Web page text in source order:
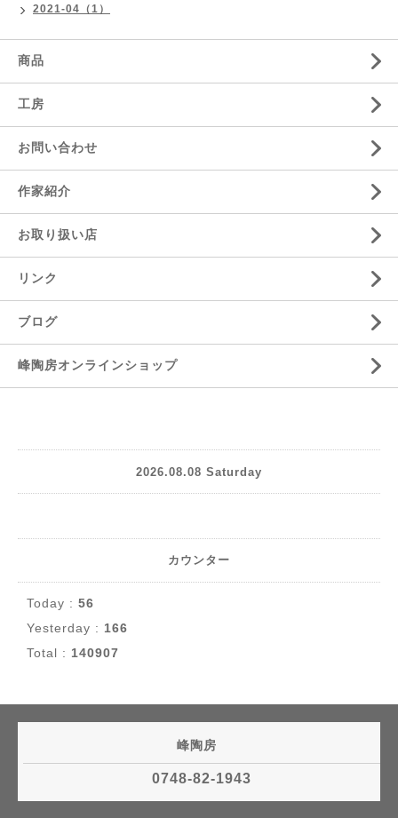
2021-04（1）
商品
工房
お問い合わせ
作家紹介
お取り扱い店
リンク
ブログ
峰陶房オンラインショップ
2026.08.08 Saturday
カウンター
Today : 56
Yesterday : 166
Total : 140907
峰陶房
0748-82-1943